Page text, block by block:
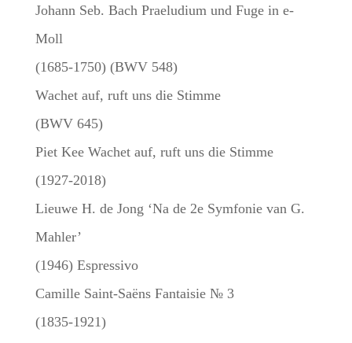
Johann Seb. Bach Praeludium und Fuge in e-
Moll
(1685-1750) (BWV 548)
Wachet auf, ruft uns die Stimme
(BWV 645)
Piet Kee Wachet auf, ruft uns die Stimme
(1927-2018)
Lieuwe H. de Jong ‘Na de 2e Symfonie van G.
Mahler’
(1946) Espressivo
Camille Saint-Saëns Fantaisie № 3
(1835-1921)